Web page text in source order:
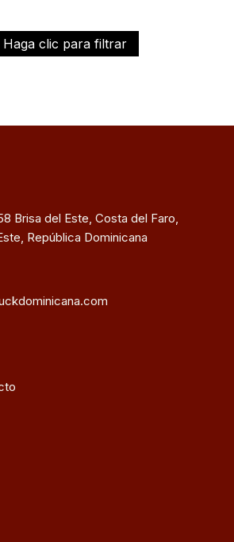
Haga clic para filtrar
Brisa del Este, Costa del Faro,
República Dominicana